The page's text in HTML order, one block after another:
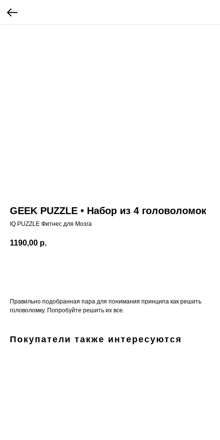
GEEK PUZZLE • Набор из 4 головоломок
IQ PUZZLE Фитнес для Мозга
1190,00 р.
Правильно подобранная пара для понимания принципа как решить
головоломку. Попробуйте решить их все.
Покупатели также интересуются